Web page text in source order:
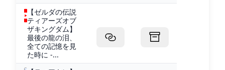
【ゼルダの伝説
ティアーズオブ
ザキングダム】
最後の龍の泪、
全ての記憶を見
た時に -...